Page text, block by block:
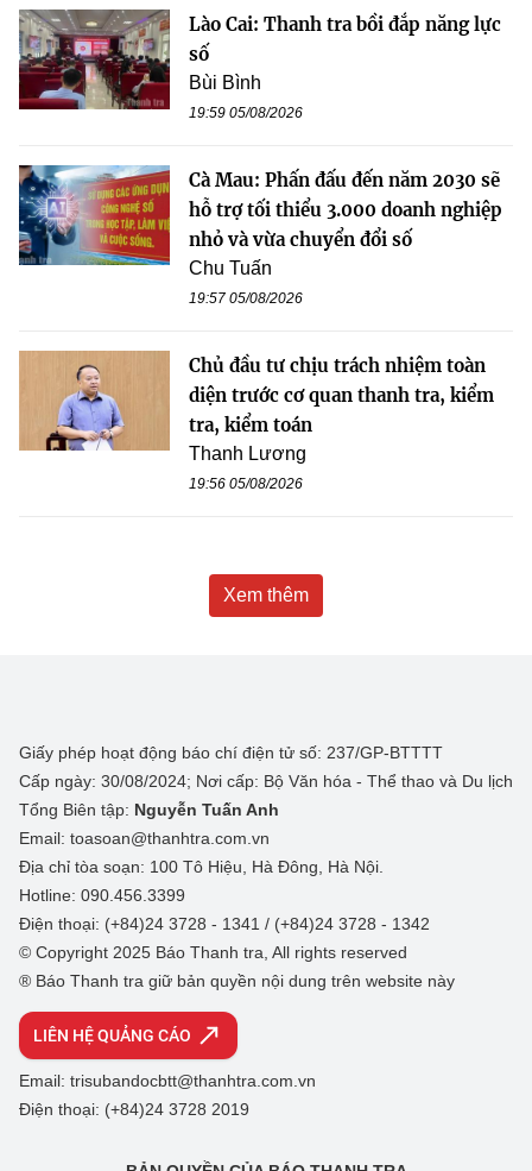
Lào Cai: Thanh tra bồi đắp năng lực
số
Bùi Bình
19:59 05/08/2026
Cà Mau: Phấn đấu đến năm 2030 sẽ
hỗ trợ tối thiểu 3.000 doanh nghiệp
nhỏ và vừa chuyển đổi số
Chu Tuấn
19:57 05/08/2026
Chủ đầu tư chịu trách nhiệm toàn
diện trước cơ quan thanh tra, kiểm
tra, kiểm toán
Thanh Lương
19:56 05/08/2026
Xem thêm
Giấy phép hoạt động báo chí điện tử số: 237/GP-BTTTT
Cấp ngày: 30/08/2024; Nơi cấp: Bộ Văn hóa - Thể thao và Du lịch
Tổng Biên tập: Nguyễn Tuấn Anh
Email: toasoan@thanhtra.com.vn
Địa chỉ tòa soạn: 100 Tô Hiệu, Hà Đông, Hà Nội.
Hotline: 090.456.3399
Điện thoại: (+84)24 3728 - 1341 / (+84)24 3728 - 1342
© Copyright 2025 Báo Thanh tra, All rights reserved
® Báo Thanh tra giữ bản quyền nội dung trên website này
LIÊN HỆ QUẢNG CÁO
Email: trisubandocbtt@thanhtra.com.vn
Điện thoại: (+84)24 3728 2019